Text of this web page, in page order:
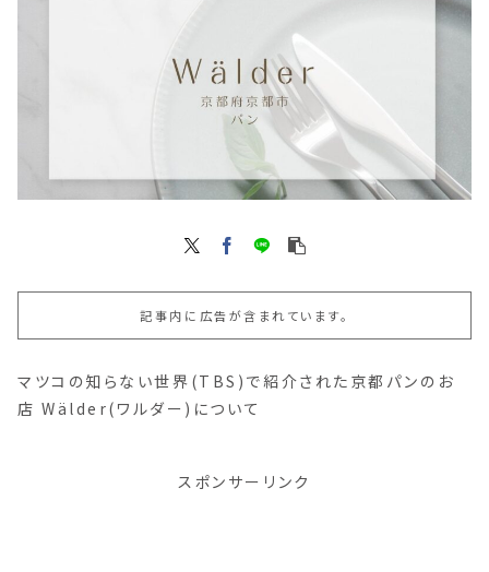
記事内に広告が含まれています。
マツコの知らない世界(TBS)で紹介された京都パンのお
店 Wälder(ワルダー)について
スポンサーリンク